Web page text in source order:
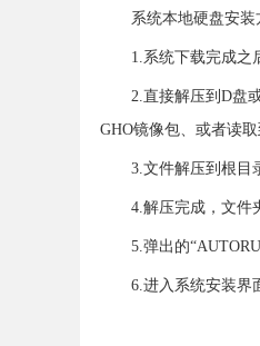
系统本地硬盘安装
1.系统下载完成之
2.直接解压到D盘
GHO镜像包、或者读
3.文件解压到根目
4.解压完成，文件
5.弹出的
6.进入系统安装界